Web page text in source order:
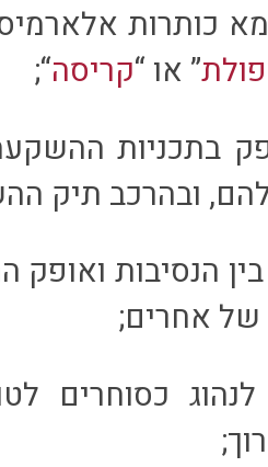
כותרות
” או “קריסה“;
בתכניות
ובהרכב תיק
הנסיבות
של אחרים;
כסוחרים